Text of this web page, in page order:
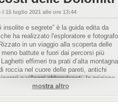
il 15 luglio 2021 alle ore 13:44
insolite e segrete” è la guida edita da
ha realizzato l'esploratore e fotografo
in un viaggio alla scoperta delle
meno battute e fuori dai percorsi più
effimeri tra prati d’alta
roccia nel cuore delle pareti, antichi
e villaggi abbandonati, la prigione
nelle Dolomiti, un lago proglaciale, una
sfida tutte le leggi di gravità, vescovi,
e un elefante pietrificato con tanto di
mostra altro